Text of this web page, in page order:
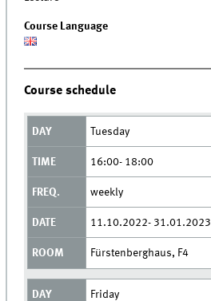
Course Language
Course schedule
Tuesday
16:00- 18:00
weekly
11.10.2022- 31.01.2023
Fürstenberghaus, F4
Friday